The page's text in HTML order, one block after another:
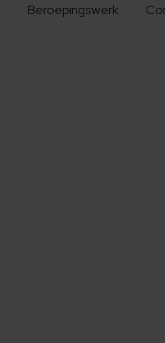
Beroepingswerk